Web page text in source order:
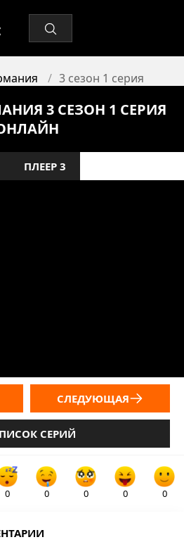
3 сезон 1 серия
3 СЕЗОН 1 СЕРИЯ
ПЛЕЕР 3
СЕРИЙ
СЛЕДУЮЩАЯ
0 0 0 0 0